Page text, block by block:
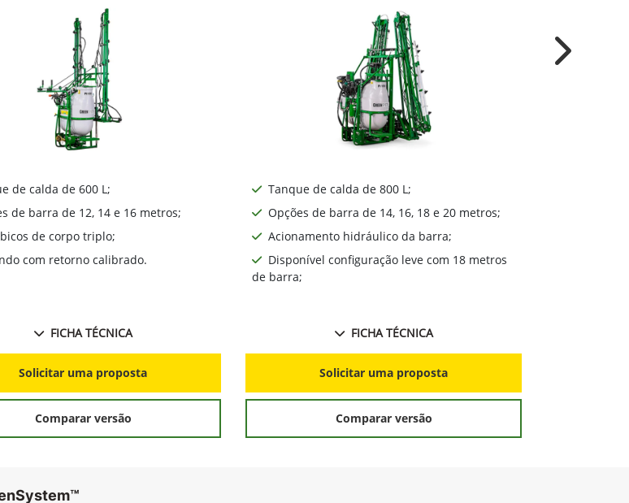
de calda de 600 L;
de barra de 12, 14 e 16 metros;
de corpo triplo;
com retorno calibrado.
FICHA TÉCNICA
Solicitar uma proposta
Comparar versão
Tanque de calda de 800 L;
Opções de barra de 14, 16, 18 e 20 metros;
Acionamento hidráulico da barra;
Disponível configuração leve com 18 metros
de barra;
FICHA TÉCNICA
Solicitar uma proposta
Comparar versão
Next